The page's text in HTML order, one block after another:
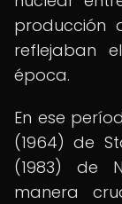
producción
reflejaban
época.
En ese
(1964) de
(1983) de
manera